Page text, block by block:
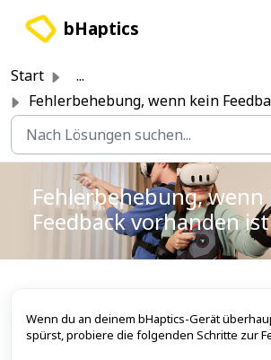
bHaptics
Start
...
Fehlerbehebung, wenn kein
Fehlerbehebung, wenn
Feedback vorhanden ist
Wenn du an deinem bHaptics-Gerät
spürst, probiere die folgenden Schritte zur